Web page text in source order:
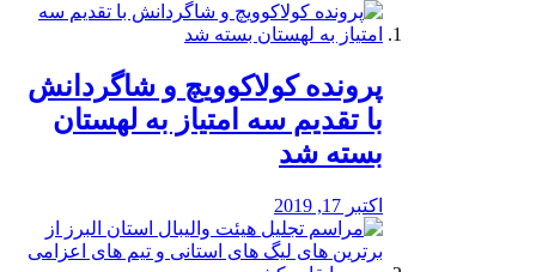
پرونده کولاکوویچ و شاگردانش
با تقدیم سه امتیاز به لهستان
بسته شد
اکتبر 17, 2019